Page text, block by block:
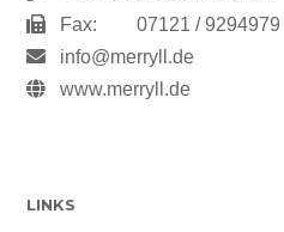
Fax:
07121 / 9294979
info@merryll.de
www.merryll.de
LINKS